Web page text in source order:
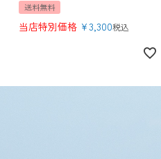
送料無料
当店特別価格 ¥3,300税込